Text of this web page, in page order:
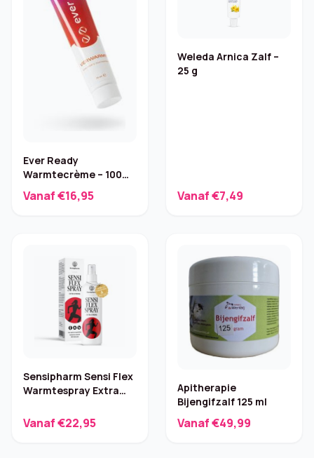
Ever Ready
Warmtecrème – 100%
spierbalsem
Vanaf €16,95
Weleda Arnica Zalf –
25 g
Vanaf €7,49
Sensipharm Sensi Flex
Warmtespray Extra
Vanaf €22,95
Apitherapie
Bijengifzalf 125 ml
Vanaf €49,99